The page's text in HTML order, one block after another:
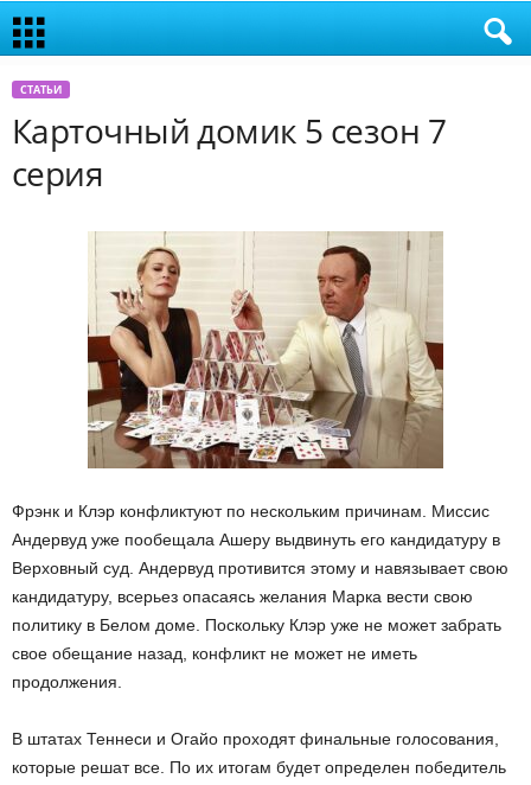
СТАТЬИ
Карточный домик 5 сезон 7
серия
Фрэнк и Клэр конфликтуют по нескольким причинам. Миссис
Андервуд уже пообещала Ашеру выдвинуть его кандидатуру в
Верховный суд. Андервуд противится этому и навязывает свою
кандидатуру, всерьез опасаясь желания Марка вести свою
политику в Белом доме. Поскольку Клэр уже не может забрать
свое обещание назад, конфликт не может не иметь
продолжения.
В штатах Теннеси и Огайо проходят финальные голосования,
которые решат все. По их итогам будет определен победитель